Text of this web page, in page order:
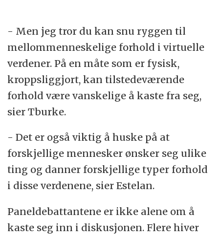
- Men jeg tror du kan snu ryggen til
mellommenneskelige forhold i virtuelle
verdener. På en måte som er fysisk,
kroppsliggjort, kan tilstedeværende
forhold være vanskelige å kaste fra seg,
sier Tburke.
- Det er også viktig å huske på at
forskjellige mennesker ønsker seg ulike
ting og danner forskjellige typer forhold
i disse verdenene, sier Estelan.
Paneldebattantene er ikke alene om å
kaste seg inn i diskusjonen. Flere hiver